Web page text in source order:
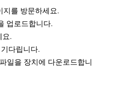
지를 방문하세요.
업로드합니다.
요.
다립니다.
일을 장치에 다운로드합니